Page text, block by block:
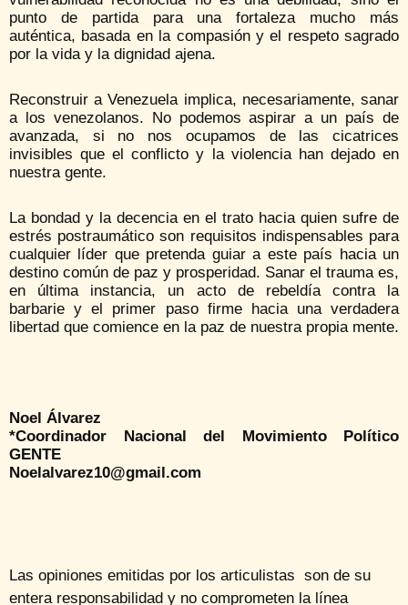
punto de partida para una fortaleza mucho más
auténtica, basada en la compasión y el respeto sagrado
por la vida y la dignidad ajena.
Reconstruir a Venezuela implica, necesariamente, sanar
a los venezolanos. No podemos aspirar a un país de
avanzada, si no nos ocupamos de las cicatrices
invisibles que el conflicto y la violencia han dejado en
nuestra gente.
La bondad y la decencia en el trato hacia quien sufre de
estrés postraumático son requisitos indispensables para
cualquier líder que pretenda guiar a este país hacia un
destino común de paz y prosperidad. Sanar el trauma es,
en última instancia, un acto de rebeldía contra la
barbarie y el primer paso firme hacia una verdadera
libertad que comience en la paz de nuestra propia mente.
Noel Álvarez
*Coordinador Nacional del Movimiento Político
GENTE
Noelalvarez10@gmail.com
Las opiniones emitidas por los articulistas son de su
entera responsabilidad y no comprometen la línea